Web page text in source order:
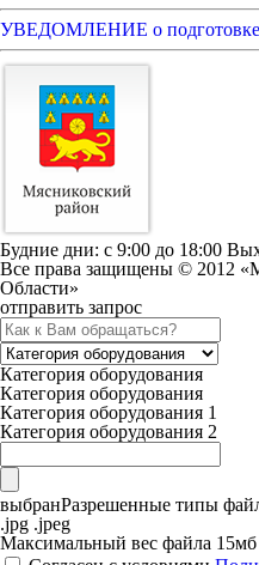
УВЕДОМЛЕНИЕ о подготовке
Будние дни: c 9:00 до 18:00
Все права защищены © 2012
Области»
отправить запрос
Категория оборудования
Категория оборудования
Категория оборудования 1
Категория оборудования 2
выбранРазрешенные типы
.jpg .jpeg
Максимальный вес файла 15мб